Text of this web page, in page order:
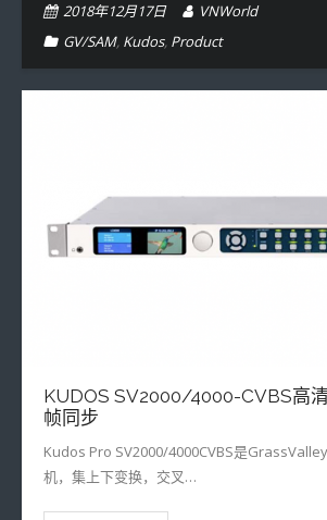
2018年12月17日
VNWorld
GV/SAM, Kudos, Product
KUDOS SV2000/4000-CVBS高
帧同步
Kudos Pro SV2000/4000CVBS是
机，集上下变换，交叉…